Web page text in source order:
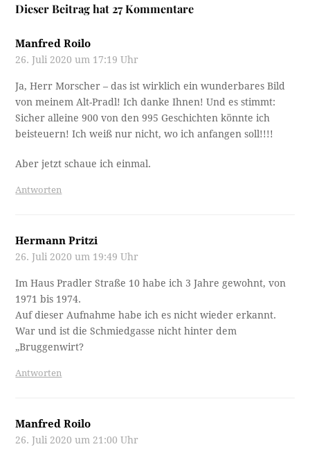
Dieser Beitrag hat 27 Kommentare
Manfred Roilo
26. Juli 2020 um 17:19 Uhr
Ja, Herr Morscher – das ist wirklich ein wunderbares Bild
von meinem Alt-Pradl! Ich danke Ihnen! Und es stimmt:
Sicher alleine 900 von den 995 Geschichten könnte ich
beisteuern! Ich weiß nur nicht, wo ich anfangen soll!!!!
Aber jetzt schaue ich einmal.
Antworten
Hermann Pritzi
26. Juli 2020 um 19:49 Uhr
Im Haus Pradler Straße 10 habe ich 3 Jahre gewohnt, von
1971 bis 1974.
Auf dieser Aufnahme habe ich es nicht wieder erkannt.
War und ist die Schmiedgasse nicht hinter dem
„Bruggenwirt?
Antworten
Manfred Roilo
26. Juli 2020 um 21:00 Uhr